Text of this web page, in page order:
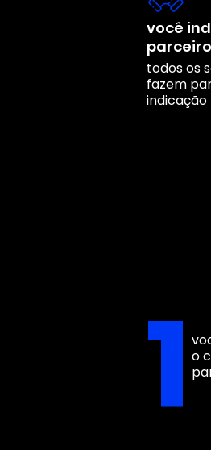
você
todos os
fazem
indicação
o
1